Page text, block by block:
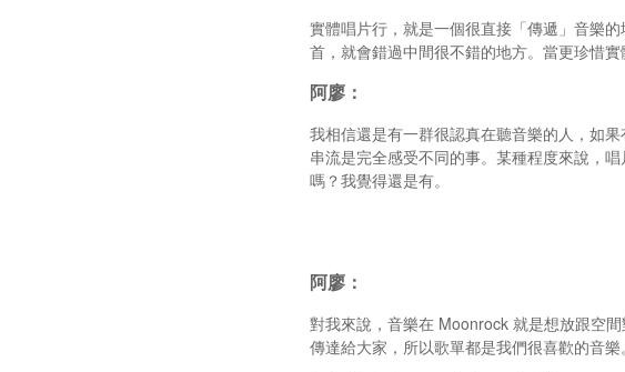
實體唱片行，就是一個很直接「傳遞」音樂
首，就會錯過中間很不錯的地方。當更珍惜
阿廖：
我相信還是有一群很認真在聽音樂的人，如
串流是完全感受不同的事。某種程度來說，
嗎？我覺得還是有。
阿廖：
對我來說，音樂在 Moonrock 就是想放跟空
傳達給大家，所以歌單都是我們很喜歡的音樂。